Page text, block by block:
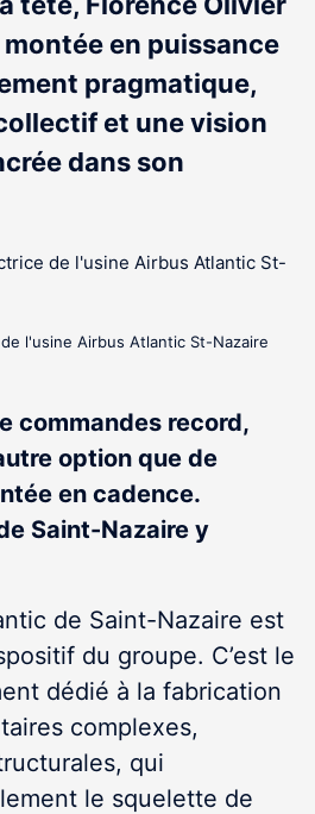
en puissance
pragmatique,
et une vision
dans son
l'usine Airbus Atlantic St-Nazaire
commandes record,
option que de
en cadence.
Saint-Nazaire y
de Saint-Nazaire est
du groupe. C’est le
dédié à la fabrication
complexes,
qui
le squelette de